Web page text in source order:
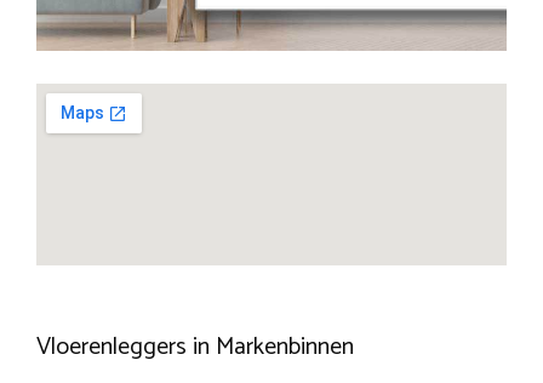
Vloerenleggers in Markenbinnen